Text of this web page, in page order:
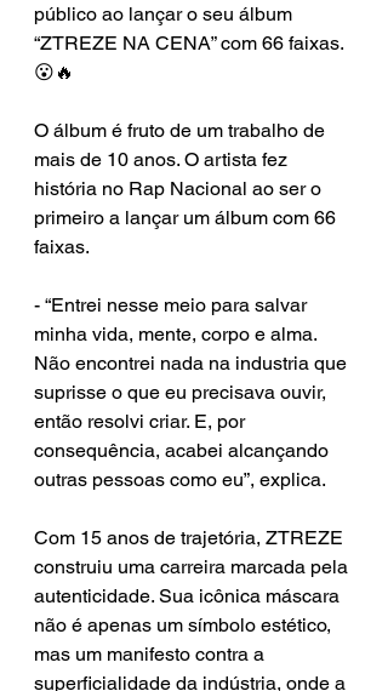
público ao lançar o seu álbum
“ZTREZE NA CENA” com 66 faixas.
😮🔥
O álbum é fruto de um trabalho de
mais de 10 anos. O artista fez
história no Rap Nacional ao ser o
primeiro a lançar um álbum com 66
faixas.
⁠- “Entrei nesse meio para salvar
minha vida, mente, corpo e alma.
Não encontrei nada na industria que
suprisse o que eu precisava ouvir,
então resolvi criar. E, por
consequência, acabei alcançando
outras pessoas como eu”, explica.
Com 15 anos de trajetória, ZTREZE
construiu uma carreira marcada pela
autenticidade. Sua icônica máscara
não é apenas um símbolo estético,
mas um manifesto contra a
superficialidade da indústria, onde a